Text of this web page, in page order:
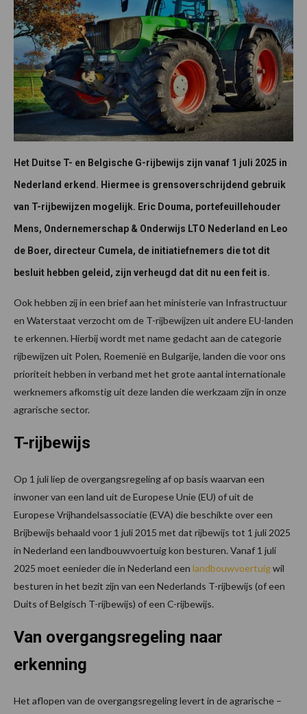
Het Duitse T- en Belgische G-rijbewijs zijn vanaf 1 juli 2025 in
Nederland erkend. Hiermee is grensoverschrijdend gebruik
van T-rijbewijzen mogelijk. Eric Douma, portefeuillehouder
Mens, Ondernemerschap & Onderwijs LTO Nederland en Leo
de Boer, directeur Cumela, de initiatiefnemers die tot dit
besluit hebben geleid, zijn verheugd dat dit nu een feit is.
Ook hebben zij in een brief aan het ministerie van Infrastructuur
en Waterstaat verzocht om de T-rijbewijzen uit andere EU-landen
te erkennen. Hierbij wordt met name gedacht aan de categorie
rijbewijzen uit Polen, Roemenië en Bulgarije, landen die voor ons
prioriteit hebben in verband met het grote aantal internationale
werknemers afkomstig uit deze landen die werkzaam zijn in onze
agrarische sector.
T-rijbewijs
Op 1 juli liep de overgangsregeling af op basis waarvan een
inwoner van een land uit de Europese Unie (EU) of uit de
Europese Vrijhandelsassociatie (EVA) die beschikte over een
Brijbewijs behaald voor 1 juli 2015 met dat rijbewijs tot 1 juli 2025
in Nederland een landbouwvoertuig kon besturen. Vanaf 1 juli
2025 moet eenieder die in Nederland een landbouwvoertuigwil
besturen in het bezit zijn van een Nederlands T-rijbewijs (of een
Duits of Belgisch T-rijbewijs) of een C-rijbewijs.
Van overgangsregeling naar
erkenning
Het aflopen van de overgangsregeling levert in de agrarische –